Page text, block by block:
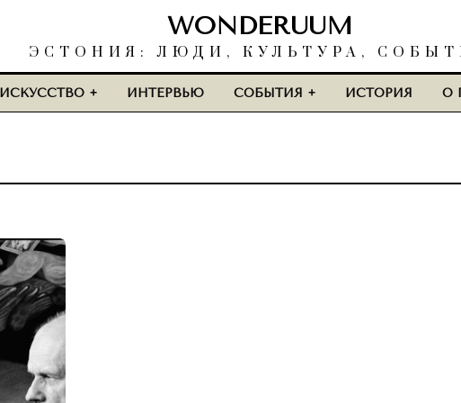
WONDERUUM
ЭСТОНИЯ: ЛЮДИ, КУЛЬТУРА,
ИСКУССТВО ИНТЕРВЬЮ СОБЫТИЯ ИСТОРИЯ О